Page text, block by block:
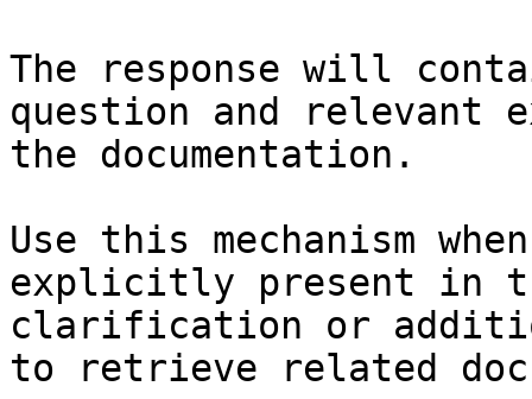
The response will
question and relevant
the documentation.
Use this mechanism
explicitly present in
clarification or